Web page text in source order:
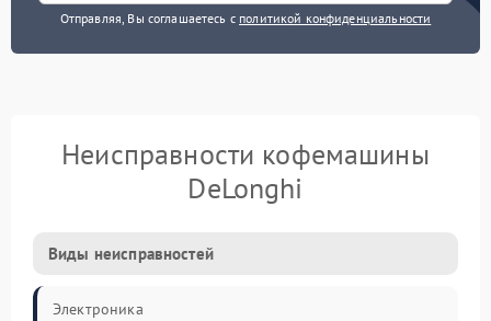
Отправляя, Вы соглашаетесь с политикой конфиденциальности
Неисправности кофемашины
DeLonghi
Виды неисправностей
Электроника